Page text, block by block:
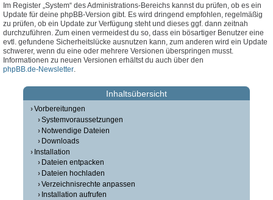
Im Register „System“ des Administrations-Bereichs kannst du prüfen, ob es ein
Update für deine phpBB-Version gibt. Es wird dringend empfohlen, regelmäßig
zu prüfen, ob ein Update zur Verfügung steht und dieses ggf. dann zeitnah
durchzuführen. Zum einen vermeidest du so, dass ein bösartiger Benutzer eine
evtl. gefundene Sicherheitslücke ausnutzen kann, zum anderen wird ein Update
schwerer, wenn du eine oder mehrere Versionen überspringen musst.
Informationen zu neuen Versionen erhältst du auch über den
phpBB.de-Newsletter.
Inhaltsübersicht
Vorbereitungen
Systemvoraussetzungen
Notwendige Dateien
Downloads
Installation
Dateien entpacken
Dateien hochladen
Verzeichnisrechte anpassen
Installation aufrufen